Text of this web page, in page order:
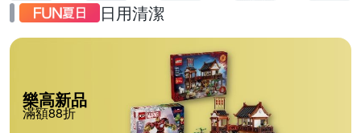
日用清潔
樂高新品
滿額88折